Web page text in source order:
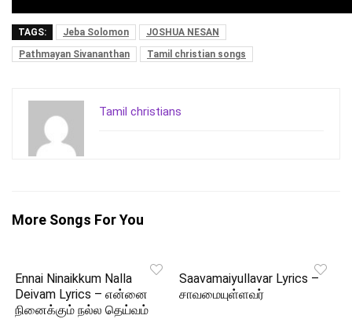
TAGS: Jeba Solomon
JOSHUA NESAN
Pathmayan Sivananthan
Tamil christian songs
Tamil christians
More Songs For You
Ennai Ninaikkum Nalla
Deivam Lyrics – என்னை
நினைக்கும் நல்ல தெய்வம்
Saavamaiyullavar Lyrics –
சாவமையுள்ளவர்